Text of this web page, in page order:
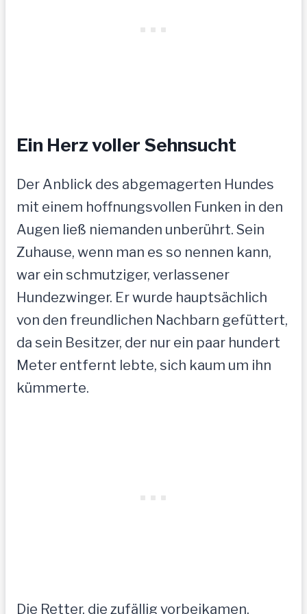
Ein Herz voller Sehnsucht
Der Anblick des abgemagerten Hundes
mit einem hoffnungsvollen Funken in den
Augen ließ niemanden unberührt. Sein
Zuhause, wenn man es so nennen kann,
war ein schmutziger, verlassener
Hundezwinger. Er wurde hauptsächlich
von den freundlichen Nachbarn gefüttert,
da sein Besitzer, der nur ein paar hundert
Meter entfernt lebte, sich kaum um ihn
kümmerte.
Die Retter, die zufällig vorbeikamen,